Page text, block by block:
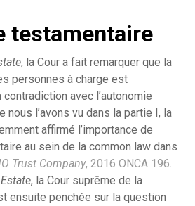
testamentaire
, la Cour a fait remarquer que la
personnes à charge est
avec l’autonomie
nous l’avons vu dans la partie I, la
affirmé l’importance de
au sein de la common law dans
Trust Company, 2016 ONCA 196
, la Cour suprême de la
ensuite penchée sur la question